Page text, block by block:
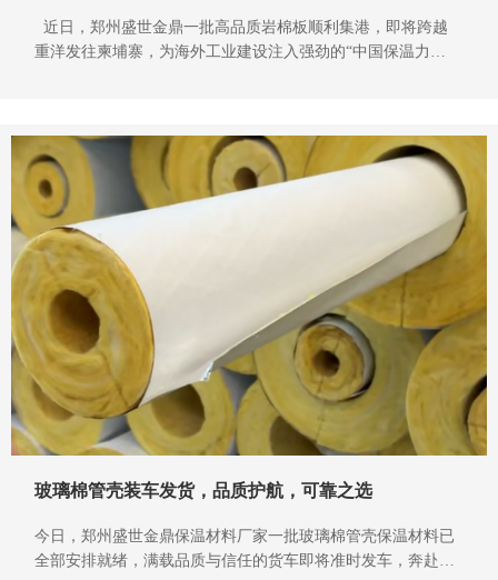
近日，郑州盛世金鼎一批高品质岩棉板顺利集港，即将跨越
重洋发往柬埔寨，为海外工业建设注入强劲的“中国保温力
玻璃棉管壳装车发货，品质护航，可靠之选
今日，郑州盛世金鼎保温材料厂家一批玻璃棉管壳保温材料已
全部安排就绪，满载品质与信任的货车即将准时发车，奔赴项